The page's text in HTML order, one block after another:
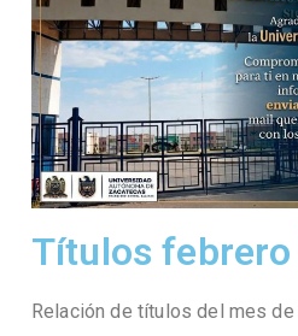
Títulos febrero
Relación de títulos del mes